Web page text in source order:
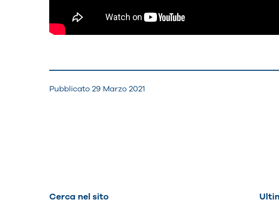
Pubblicato 29 Marzo 2021
articoli
Cerca nel sito